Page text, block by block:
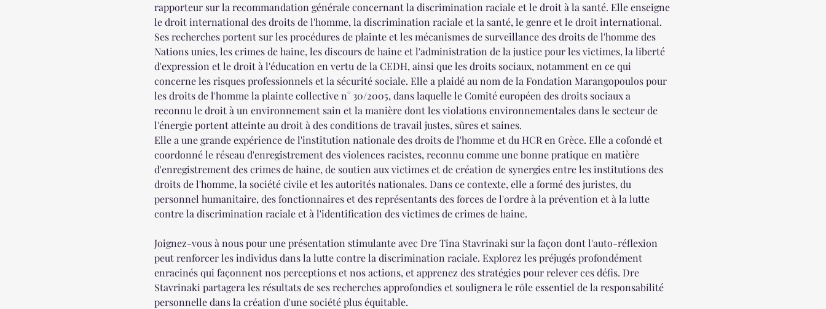
rapporteur sur la recommandation générale concernant la discrimination raciale et le droit à la santé. Elle enseigne
le droit international des droits de l'homme, la discrimination raciale et la santé, le genre et le droit international.
Ses recherches portent sur les procédures de plainte et les mécanismes de surveillance des droits de l'homme des
Nations unies, les crimes de haine, les discours de haine et l'administration de la justice pour les victimes, la liberté
d'expression et le droit à l'éducation en vertu de la CEDH, ainsi que les droits sociaux, notamment en ce qui
concerne les risques professionnels et la sécurité sociale. Elle a plaidé au nom de la Fondation Marangopoulos pour
les droits de l'homme la plainte collective n° 30/2005, dans laquelle le Comité européen des droits sociaux a
reconnu le droit à un environnement sain et la manière dont les violations environnementales dans le secteur de
l'énergie portent atteinte au droit à des conditions de travail justes, sûres et saines.
Elle a une grande expérience de l'institution nationale des droits de l'homme et du HCR en Grèce. Elle a cofondé et
coordonné le réseau d'enregistrement des violences racistes, reconnu comme une bonne pratique en matière
d'enregistrement des crimes de haine, de soutien aux victimes et de création de synergies entre les institutions des
droits de l'homme, la société civile et les autorités nationales. Dans ce contexte, elle a formé des juristes, du
personnel humanitaire, des fonctionnaires et des représentants des forces de l'ordre à la prévention et à la lutte
contre la discrimination raciale et à l'identification des victimes de crimes de haine.
Joignez-vous à nous pour une présentation stimulante avec Dre Tina Stavrinaki sur la façon dont l'auto-réflexion
peut renforcer les individus dans la lutte contre la discrimination raciale. Explorez les préjugés profondément
enracinés qui façonnent nos perceptions et nos actions, et apprenez des stratégies pour relever ces défis. Dre
Stavrinaki partagera les résultats de ses recherches approfondies et soulignera le rôle essentiel de la responsabilité
personnelle dans la création d'une société plus équitable.